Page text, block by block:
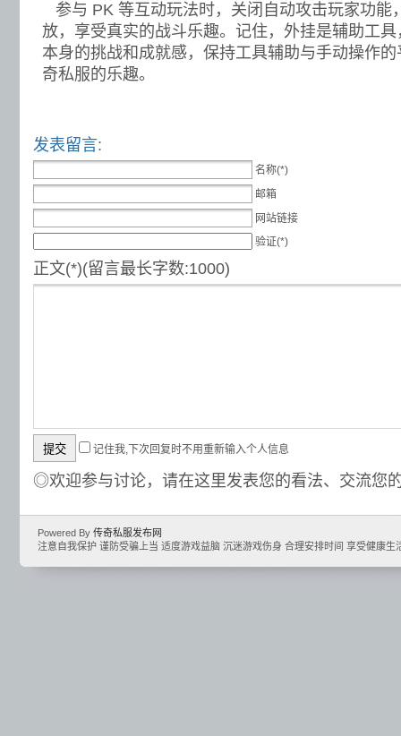
参与 PK 等互动玩法时，关闭自动攻击玩家功能
放，享受真实的战斗乐趣。记住，外挂是辅助工
本身的挑战和成就感，保持工具辅助与手动操作
奇私服的乐趣。
发表留言:
名称(*)
邮箱
网站链接
验证(*)
正文(*)(留言最长字数:1000)
记住我,下次回复时不用重新输入个人信息
◎欢迎参与讨论，请在这里发表您的看法、交流您
Powered By 传奇私服发布网
注意自我保护 谨防受骗上当 适度游戏益脑 沉迷游戏伤身 合理安排时间 享受健康生